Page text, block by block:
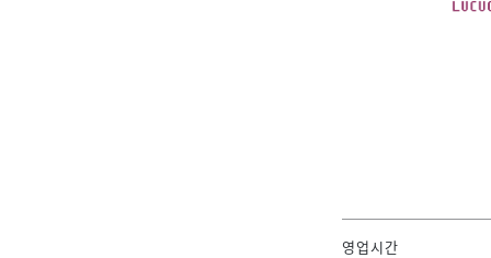
영업시간